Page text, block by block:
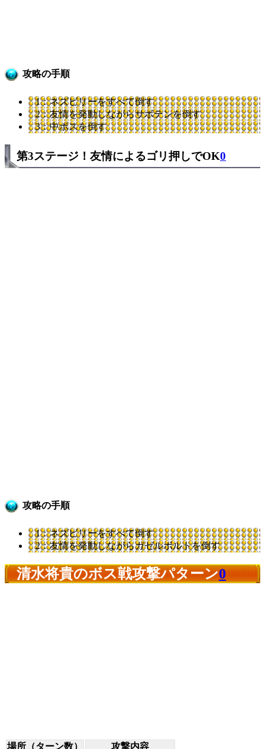
攻略の手順
1：ネズビリーをすべて倒す
2：友情を発動しながらサボテンを倒す
3：中ボスを倒す
第3ステージ！友情によるゴリ押しでOK0
攻略の手順
1：ネズビリーをすべて倒す
2：友情を発動しながらガゼルボルトを倒す
清水将貴のボス戦攻撃パターン0
場所（ターン数） 攻撃内容